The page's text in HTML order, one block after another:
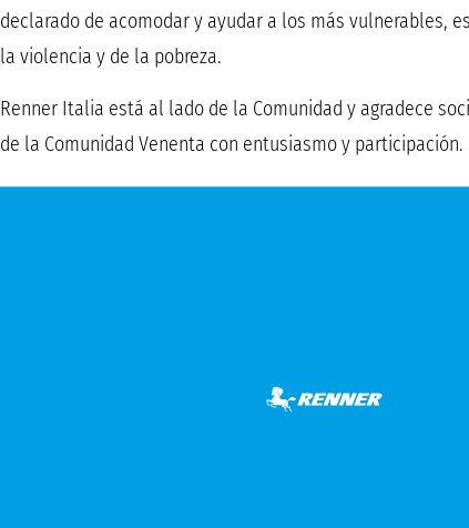
declarado de acomodar y ayudar a los más vulnerables,
la violencia y de la pobreza.
Renner Italia está al lado de la Comunidad y agradece
de la Comunidad Venenta con entusiasmo y participación.